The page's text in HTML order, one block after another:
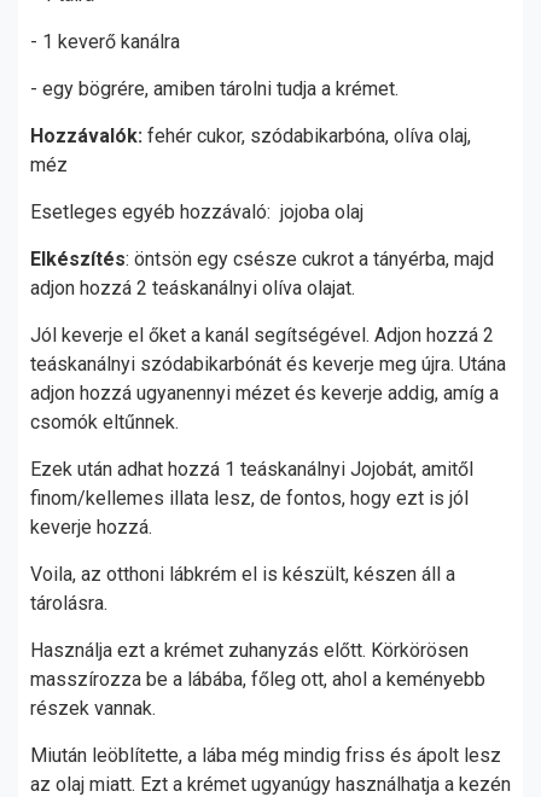
- 1 keverő kanálra
- egy bögrére, amiben tárolni tudja a krémet.
Hozzávalók: fehér cukor, szódabikarbóna, olíva olaj,
méz
Esetleges egyéb hozzávaló: jojoba olaj
Elkészítés: öntsön egy csésze cukrot a tányérba, majd
adjon hozzá 2 teáskanálnyi olíva olajat.
Jól keverje el őket a kanál segítségével. Adjon hozzá 2
teáskanálnyi szódabikarbónát és keverje meg újra. Utána
adjon hozzá ugyanennyi mézet és keverje addig, amíg a
csomók eltűnnek.
Ezek után adhat hozzá 1 teáskanálnyi Jojobát, amitől
finom/kellemes illata lesz, de fontos, hogy ezt is jól
keverje hozzá.
Voila, az otthoni lábkrém el is készült, készen áll a
tárolásra.
Használja ezt a krémet zuhanyzás előtt. Körkörösen
masszírozza be a lábába, főleg ott, ahol a keményebb
részek vannak.
Miután leöblítette, a lába még mindig friss és ápolt lesz
az olaj miatt. Ezt a krémet ugyanúgy használhatja a kezén